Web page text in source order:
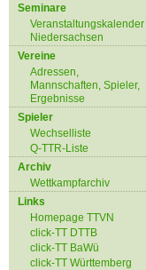
Seminare
Veranstaltungskalender
Niedersachsen
Vereine
Adressen,
Mannschaften, Spieler,
Ergebnisse
Spieler
Wechselliste
Q-TTR-Liste
Archiv
Wettkampfarchiv
Links
Homepage TTVN
click-TT DTTB
click-TT BaWü
click-TT Württemberg